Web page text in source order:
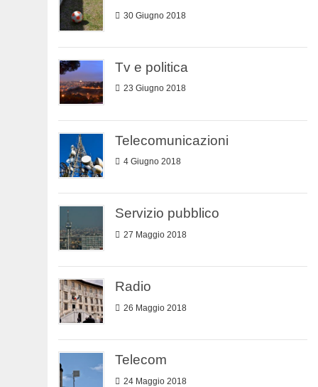
30 Giugno 2018
Tv e politica
23 Giugno 2018
Telecomunicazioni
4 Giugno 2018
Servizio pubblico
27 Maggio 2018
Radio
26 Maggio 2018
Telecom
24 Maggio 2018